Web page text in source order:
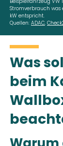
Stromverbrauch was
kW entspricht.
Quellen: ADAC,
Was
beim